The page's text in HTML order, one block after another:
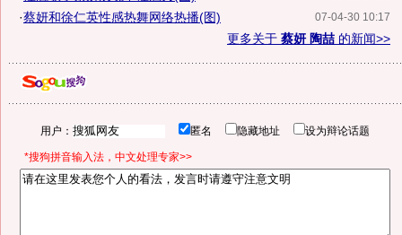
07-04-30 10:17
·蔡妍和徐仁英性感热舞网络热播(图)
更多关于 蔡妍 陶喆 的新闻>>
用户： 匿名 隐藏地址 设为辩论话题
*搜狗拼音输入法，中文处理专家>>